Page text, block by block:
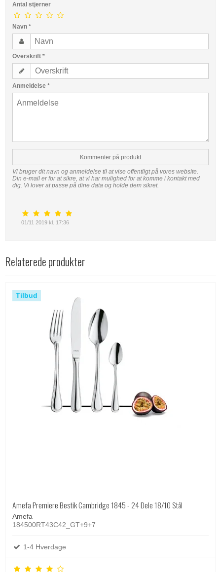
Antal stjerner
Navn *
Overskrift *
Anmeldelse *
Kommenter på produkt
Vi bruger dit navn og anmeldelse til at vise offentligt på vores website.
Din e-mail er for at sikre, at vi har mulighed for at komme i kontakt med
dig. Vi lover at passe på dine data og holde dem sikret.
01/11 2019 kl. 17:36
Relaterede produkter
Tilbud
Amefa Premiere Bestik Cambridge 1845 - 24 Dele 18/10 Stål
Amefa
184500RT43C42_GT+9+7
1-4 Hverdage